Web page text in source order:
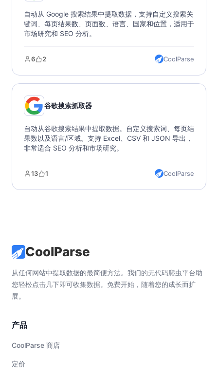
自动从 Google 搜索结果中提取数据，支持自定义搜索关
键词、每页结果数、页面数、语言、国家和位置，适用于
市场研究和 SEO 分析。
6 2 CoolParse
谷歌搜索抓取器
自动从谷歌搜索结果中提取数据。自定义搜索词、每页结
果数以及语言/区域。支持 Excel、CSV 和 JSON 导出，
非常适合 SEO 分析和市场研究。
13 1 CoolParse
CoolParse
从任何网站中提取数据的最简便方法。我们的无代码爬虫平台助
您轻松点击几下即可收集数据。免费开始，随着您的成长而扩
展。
产品
CoolParse 商店
定价